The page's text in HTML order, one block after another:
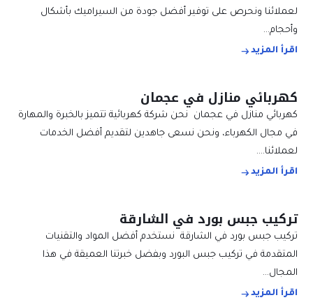
لعملائنا ونحرص على توفير أفضل جودة من السيراميك بأشكال
وأحجام…
اقرأ المزيد
كهربائي منازل في عجمان
كهربائي منازل في عجمان نحن شركة كهربائية تتميز بالخبرة والمهارة
في مجال الكهرباء، ونحن نسعى جاهدين لتقديم أفضل الخدمات
لعملائنا.…
اقرأ المزيد
تركيب جبس بورد في الشارقة
تركيب جبس بورد في الشارقة نستخدم أفضل المواد والتقنيات
المتقدمة في تركيب جبس البورد وبفضل خبرتنا العميقة في هذا
المجال…
اقرأ المزيد